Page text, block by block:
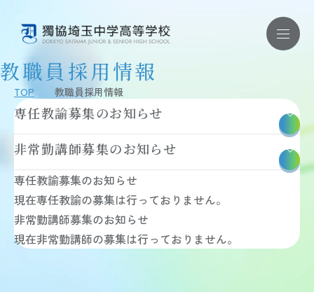
学校紹介
学校紹介 TOP
教育理念
学校概要
施設・制服・学校紹介動画
安全対策・健康管理
学校評価・財務状況
教育内容
お問い合わせ ｜ 資料請求
教職員採用情報
TOP 教職員採用情報
専任教諭募集のお知らせ
非常勤講師募集のお知らせ
専任教諭募集のお知らせ
現在専任教諭の募集は行っておりません。
非常勤講師募集のお知らせ
現在非常勤講師の募集は行っておりません。